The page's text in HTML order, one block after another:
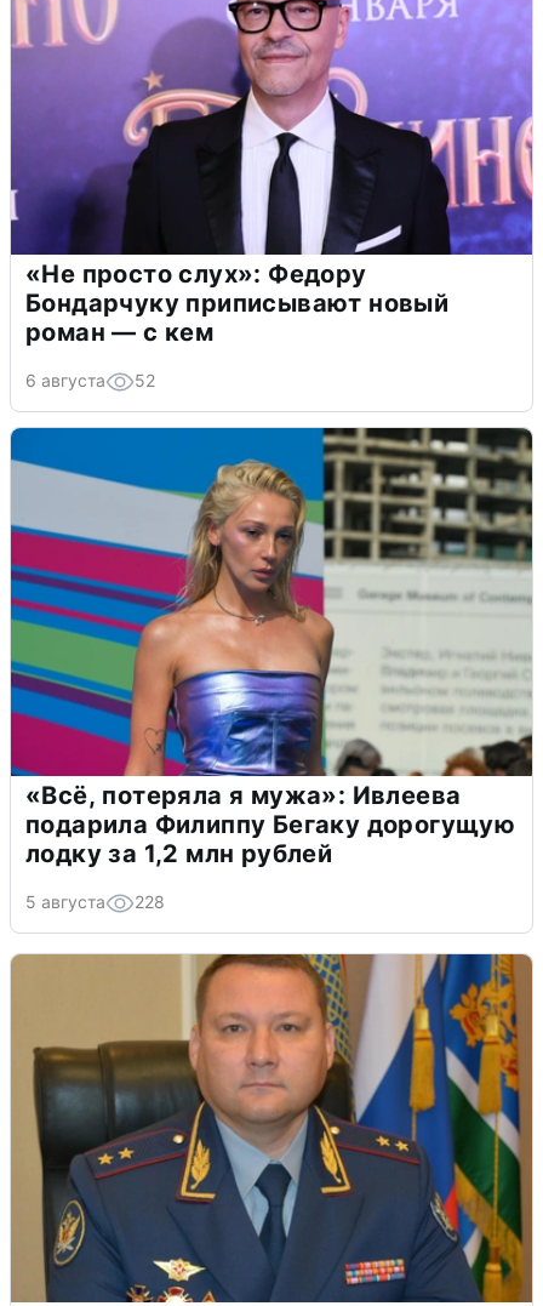
«Не просто слух»: Федору
Бондарчуку приписывают новый
роман — с кем
6 августа 52
«Всё, потеряла я мужа»: Ивлеева
подарила Филиппу Бегаку дорогущую
лодку за 1,2 млн рублей
5 августа 228